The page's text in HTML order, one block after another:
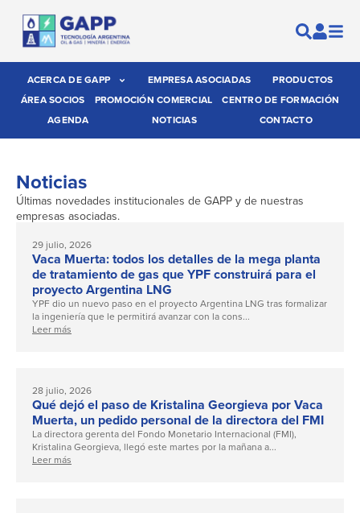
ACERCA DE GAPP EMPRESA ASOCIADAS
PRODUCTOS
ÁREA SOCIOS
PROMOCIÓN COMERCIAL
CENTRO DE FORMACIÓN
AGENDA
NOTICIAS CONTACTO
Noticias
Últimas novedades institucionales de GAPP y de nuestras
empresas asociadas.
29 julio, 2026
Vaca Muerta: todos los detalles de la mega planta
de tratamiento de gas que YPF construirá para el
proyecto Argentina LNG
YPF dio un nuevo paso en el proyecto Argentina LNG tras formalizar
la ingeniería que le permitirá avanzar con la cons...
Leer más
28 julio, 2026
Qué dejó el paso de Kristalina Georgieva por Vaca
Muerta, un pedido personal de la directora del FMI
La directora gerenta del Fondo Monetario Internacional (FMI),
Kristalina Georgieva, llegó este martes por la mañana a...
Leer más